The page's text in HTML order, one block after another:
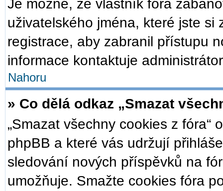
Je možné, že vlastník fóra
uživatelského jména, které jste si
registrace, aby zabranil přístupu
informace kontaktuje
Nahoru
» Co dělá odkaz „Smazat
„Smazat všechny cookies z
phpBB a které vás udržují
sledování nových příspěvků na
umožňuje. Smažte cookies fóra